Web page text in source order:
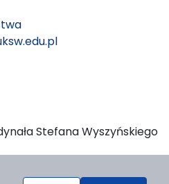
Stefana Wyszyńskiego